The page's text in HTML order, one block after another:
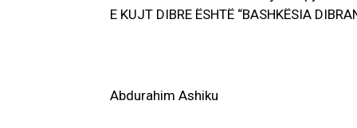
E KUJT DIBRE ËSHTË “BASHKËSIA
Abdurahim Ashiku